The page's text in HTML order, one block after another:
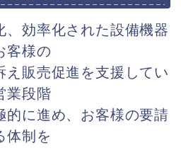
、効率化された設備機器
客様の
え販売促進を支援してい
業段階
的に進め、お客様の要請
体制を